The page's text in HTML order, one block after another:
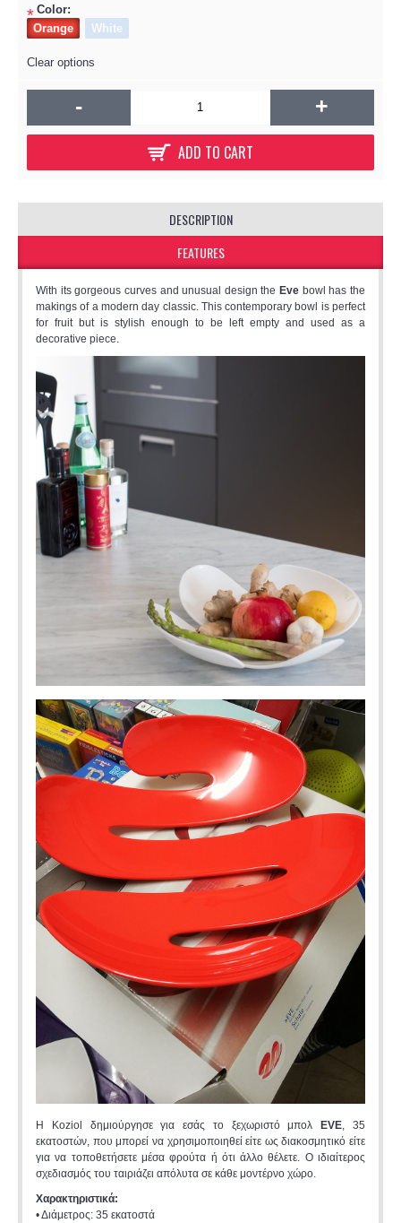
* Color:
Orange
White
Clear options
- +
ADD TO CART
DESCRIPTION
FEATURES
With its gorgeous curves and unusual design theEve bowl has the
makings of a modern day classic. This contemporary bowl is perfect
for fruit but is stylish enough to be left empty and used as a
decorative piece.
Η Koziol δημιούργησε για εσάς το ξεχωριστό μπολ EVE, 35
εκατοστών, που μπορεί να χρησιμοποιηθεί είτε ως διακοσμητικό είτε
για να τοποθετήσετε μέσα φρούτα ή ότι άλλο θέλετε. Ο ιδιαίτερος
σχεδιασμός του ταιριάζει απόλυτα σε κάθε μοντέρνο χώρο.
Χαρακτηριστικά:
• Διάμετρος: 35 εκατοστά